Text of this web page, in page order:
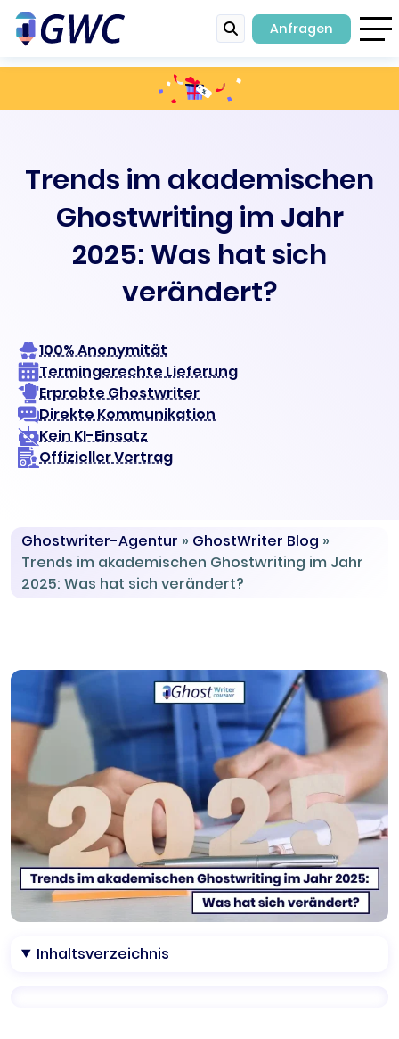
Anfragen
Trends im akademischen
Ghostwriting im Jahr
2025: Was hat sich
verändert?
100% Anonymität
Termingerechte Lieferung
Erprobte Ghostwriter
Direkte Kommunikation
Kein KI-Einsatz
Offizieller Vertrag
Ghostwriter-Agentur » GhostWriter Blog »
Trends im akademischen Ghostwriting im Jahr
2025: Was hat sich verändert?
Inhaltsverzeichnis